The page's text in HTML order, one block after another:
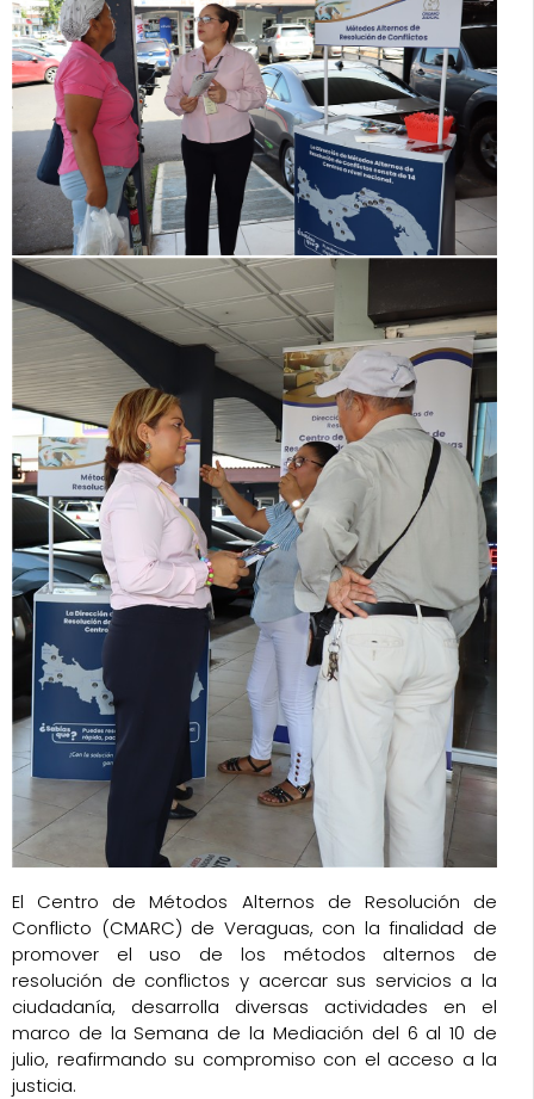
El Centro de Métodos Alternos de Resolución de
Conflicto (CMARC) de Veraguas, con la finalidad de
promover el uso de los métodos alternos de
resolución de conflictos y acercar sus servicios a la
ciudadanía, desarrolla diversas actividades en el
marco de la Semana de la Mediación del 6 al 10 de
julio, reafirmando su compromiso con el acceso a la
justicia.